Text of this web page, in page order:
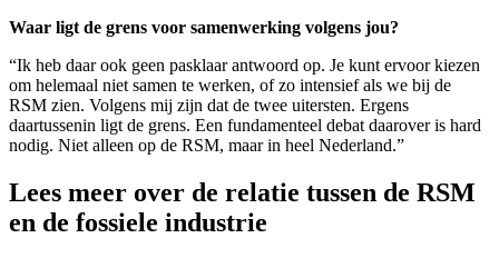
Waar ligt de grens voor samenwerking volgens jou?
“Ik heb daar ook geen pasklaar antwoord op. Je kunt ervoor kiezen
om helemaal niet samen te werken, of zo intensief als we bij de
RSM zien. Volgens mij zijn dat de twee uitersten. Ergens
daartussenin ligt de grens. Een fundamenteel debat daarover is hard
nodig. Niet alleen op de RSM, maar in heel Nederland.”
Lees meer over de relatie tussen de RSM
en de fossiele industrie